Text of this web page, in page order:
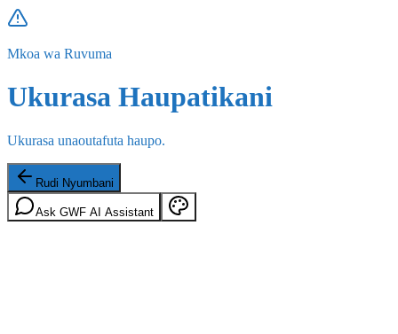
Mkoa wa Ruvuma
Ukurasa Haupatikani
Ukurasa unaoutafuta haupo.
Rudi Nyumbani
Ask GWF AI Assistant